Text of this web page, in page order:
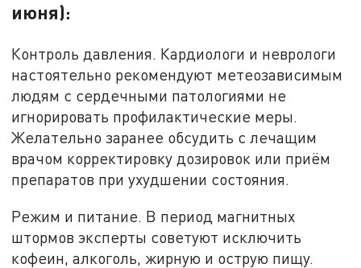
июня):
Контроль давления. Кардиологи и неврологи
настоятельно рекомендуют метеозависимым
людям с сердечными патологиями не
игнорировать профилактические меры.
Желательно заранее обсудить с лечащим
врачом корректировку дозировок или приём
препаратов при ухудшении состояния.
Режим и питание. В период магнитных
штормов эксперты советуют исключить
кофеин, алкоголь, жирную и острую пищу.